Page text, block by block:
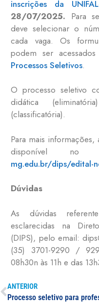
inscrições da
28/07/2025. Para
deve selecionar o
cada vaga. Os
podem ser
Processos Seletivos.
O processo seletivo
didática
(classificatória).
Para mais informações,
disponível
mg.edu.br/dips/edital-
Dúvidas
As dúvidas
esclarecidas na
(DIPS), pelo email:
(35) 3701-9290 /
08h30n às 11h e das
ANTERIOR